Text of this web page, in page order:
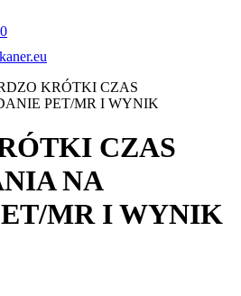
KRÓTKI CZAS
PET/MR I WYNIK
CZAS
NA
MR I WYNIK